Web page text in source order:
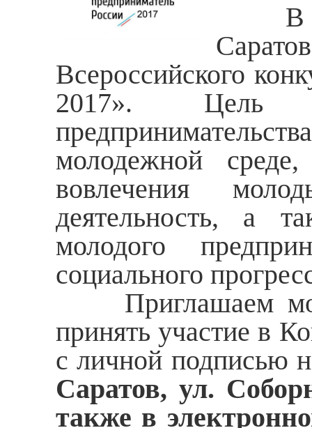
В
Всероссийского
2017». Цель
молодежной
вовлечения
деятельность, а
молодого
социального
Приглашаем
принять участие в
с личной подписью
Саратов, ул.
также в